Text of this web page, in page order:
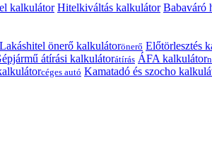
kalkulátor Hitelkiváltás kalkulátor Babaváró
Lakáshitel önerő kalkulátorönerő Előtörlesztés
átírási kalkulátorátírás ÁFA kalkulátor
céges autó Kamatadó és szocho